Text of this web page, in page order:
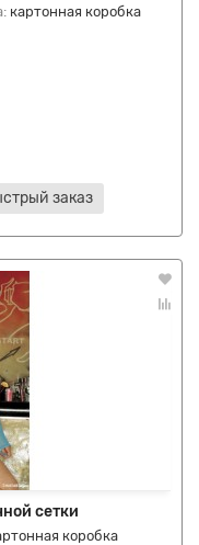
картонная коробка
заказ
сетки
коробка